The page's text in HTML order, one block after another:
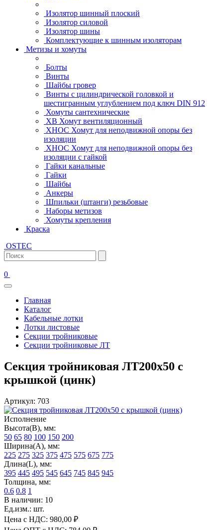
Изолятор шинный плоский
Изолятор силовой
Изолятор шины
Комплектующие к шинным изоляторам
Метизы и хомуты
Болты
Винты
Шайбы гровер
Винты с цилиндрической головкой и
шестигранным углублением под ключ DIN 912
Хомуты сантехнические
ХВ Хомут вентиляционный
ХНОС Хомут для неподвижной опоры без
изоляции
ХНОС Хомут для неподвижной опоры без
изоляции с гайкой
Гайки канальные
Гайки
Шайбы
Анкеры
Шпильки (штанги) резьбовые
Наборы метизов
Хомуты крепления
Краска
OSTEC
0
Главная
Каталог
Кабельные лотки
Лотки листовые
Секции тройниковые
Секции тройниковые ЛТ
Секция тройниковая ЛТ200х50 с
крышкой (цинк)
Артикул: 703
Исполнение
Высота(В), мм:
50 65 80 100 150 200
Ширина(А), мм:
225 275 325 375 475 575 675 775
Длина(L), мм:
395 445 495 545 645 745 845 945
Толщина, мм:
0.6 0.8 1
В наличии: 10
Ед.изм.: шт.
Цена с НДС: 980,00 ₽